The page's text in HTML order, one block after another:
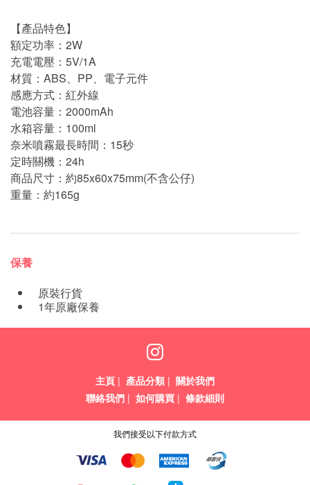
【產品特色】
額定功率：2W
充電電壓：5V/1A
材質：ABS、PP、電子元件
感應方式：紅外線
電池容量：2000mAh
水箱容量：100ml
奈米噴霧最長時間：15秒
定時關機：24h
商品尺寸：約85x60x75mm(不含公仔)
重量：約165g
保養
原裝行貨
1年原廠保養
主頁 | 產品分類 | 關於我們
聯絡我們 | 如何購買 | 條款細則
我們接受以下付款方式